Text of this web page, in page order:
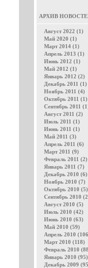
АРХИВ
Август 2022 (1)
Май 2020 (1)
Март 2014 (1)
Апрель 2013 (1)
Июнь 2012 (1)
Май 2012 (1)
Январь 2012 (2)
Декабрь 2011 (1)
Ноябрь 2011 (4)
Октябрь 2011 (1)
Сентябрь 2011
Август 2011 (2)
Июль 2011 (1)
Июнь 2011 (1)
Май 2011 (3)
Апрель 2011 (6)
Март 2011 (9)
Февраль 2011 (2)
Январь 2011 (7)
Декабрь 2010 (6)
Ноябрь 2010 (7)
Октябрь 2010 (5)
Сентябрь 2010
Август 2010 (5)
Июль 2010 (42)
Июнь 2010 (63)
Май 2010 (59)
Апрель 2010
Март 2010 (118)
Февраль 2010
Январь 2010 (95)
Декабрь 2009